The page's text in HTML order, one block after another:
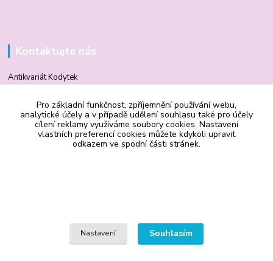
Kontaktujte nás
Antikvariát Kodytek
Mgr. Vilma Kodytková
+420 602 506 510
Upravit sběr cookies.
Pro základní funkčnost, zpříjemnění používání webu,
analytické účely a v případě udělení souhlasu také pro účely
cílení reklamy využíváme soubory cookies. Nastavení
vlastních preferencí cookies můžete kdykoli upravit
odkazem ve spodní části stránek.
Nastavení Souhlasím